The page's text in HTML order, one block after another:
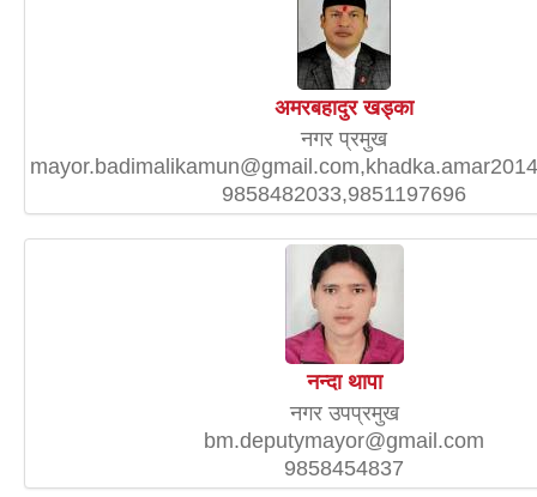
अमरबहादुर खड्का
नगर प्रमुख
9858482033,9851197696
नन्दा थापा
नगर उपप्रमुख
bm.deputymayor@gmail.com
9858454837